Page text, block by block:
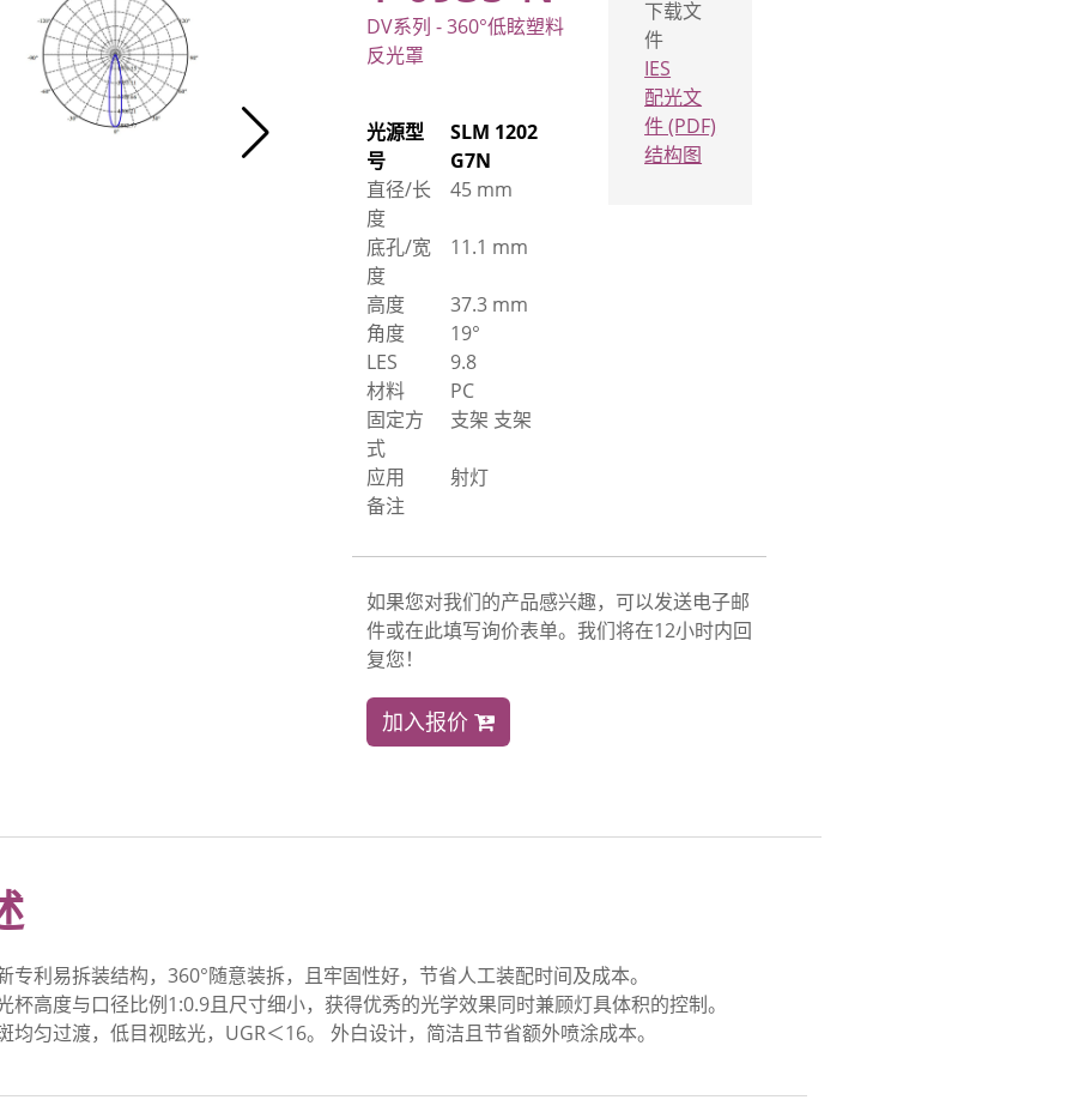
DV系列 - 360°低眩塑料
反光罩
光源型
号
SLM 1202
G7N
直径/长
度
45 mm
底孔/宽
度
11.1 mm
高度
37.3 mm
角度
19°
LES
9.8
材料
PC
固定方
式
支架 支架
应用
射灯
备注
下载文
件
IES
配光文
件 (PDF)
结构图
如果您对我们的产品感兴趣，可以发送电子邮
件或在此填写询价表单。我们将在12小时内回
复您！
加入报价
专利易拆装结构，360°随意装拆，且牢固性好，节省人工装配时间及成本。
杯高度与口径比例1:0.9且尺寸细小，获得优秀的光学效果同时兼顾灯具体积的控制。
均匀过渡，低目视眩光，UGR＜16。 外白设计，简洁且节省额外喷涂成本。